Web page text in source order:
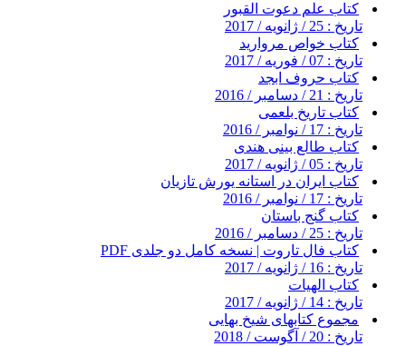
کتاب علم دعوت القبور
تاریخ : 25 / ژانویه / 2017
کتاب خواص مروارید
تاریخ : 07 / فوریه / 2017
کتاب حروف ابجد
تاریخ : 21 / دسامبر / 2016
کتاب تاریخ بلعمی
تاریخ : 17 / نوامبر / 2016
کتاب طالع بینی هندی
تاریخ : 05 / ژانویه / 2017
کتاب ایران در استانه یورش تازیان
تاریخ : 17 / نوامبر / 2016
کتاب گنج باستان
تاریخ : 25 / دسامبر / 2016
کتاب فال تاروت | نسخه کامل دو جلدی PDF
تاریخ : 16 / ژانویه / 2017
کتاب الهیات
تاریخ : 14 / ژانویه / 2017
مجموع کتابهای شیخ بهایی
تاریخ : 20 / آگوست / 2018